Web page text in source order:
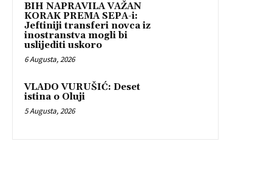
BIH NAPRAVILA VAŽAN
KORAK PREMA SEPA-i:
Jeftiniji transferi novca iz
inostranstva mogli bi
uslijediti uskoro
6 Augusta, 2026
VLADO VURUŠIĆ: Deset
istina o Oluji
5 Augusta, 2026